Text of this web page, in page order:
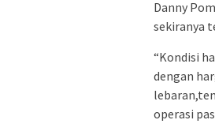
Danny
sekiranya
“Kondisi
dengan
operasi